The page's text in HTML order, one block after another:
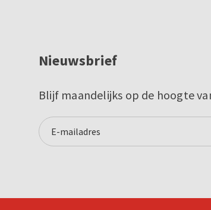
Nieuwsbrief
Blijf maandelijks op de hoogte